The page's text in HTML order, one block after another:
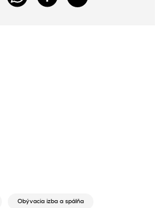
Obývacia izba a spálňa